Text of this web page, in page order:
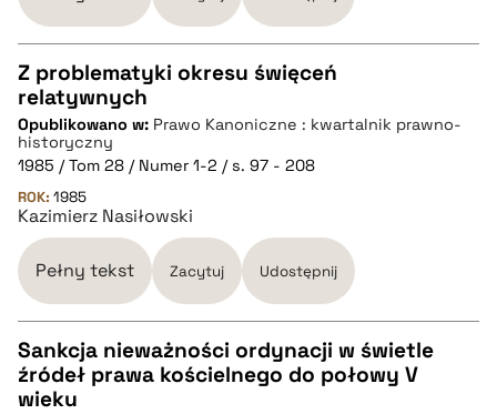
pobierz cytat
CZYSTY TEKST
pobierz cytat
BIBTEX
pobierz cytat
Z problematyki okresu święceń
relatywnych
Opublikowano w: Prawo Kanoniczne : kwartalnik prawno-
historyczny
1985 / Tom 28 / Numer 1-2 / s. 97 - 208
ROK: 1985
Kazimierz Nasiłowski
Pełny tekst Zacytuj Udostępnij
CZYSTY TEKST
Sankcja nieważności ordynacji w świetle
źródeł prawa kościelnego do połowy V
wieku